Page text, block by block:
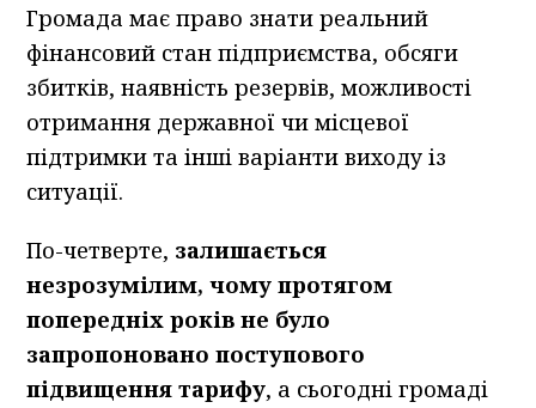
Громада має право знати реальний
фінансовий стан підприємства, обсяги
збитків, наявність резервів, можливості
отримання державної чи місцевої
підтримки та інші варіанти виходу із
ситуації.
По-четверте, залишається
незрозумілим, чому протягом
попередніх років не було
запропоновано поступового
підвищення тарифу, а сьогодні громаді